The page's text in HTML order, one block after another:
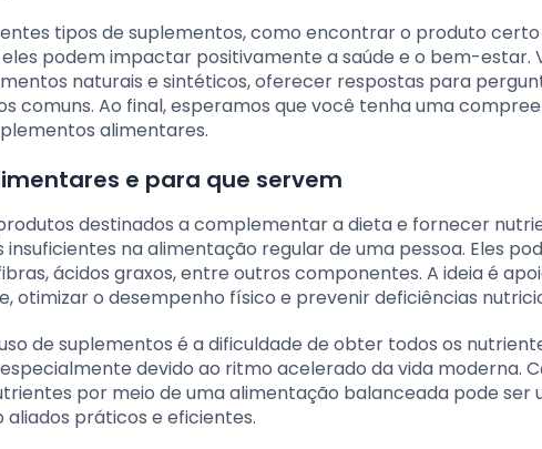
tipos de suplementos, como encontrar o produto certo
podem impactar positivamente a saúde e o bem-estar.
naturais e sintéticos, oferecer respostas para
comuns. Ao final, esperamos que você tenha uma
alimentares.
e para que servem
destinados a complementar a dieta e fornecer
na alimentação regular de uma pessoa. Eles
ácidos graxos, entre outros componentes. A ideia é
otimizar o desempenho físico e prevenir deficiências
de suplementos é a dificuldade de obter todos os
devido ao ritmo acelerado da vida moderna.
por meio de uma alimentação balanceada pode ser
práticos e eficientes.